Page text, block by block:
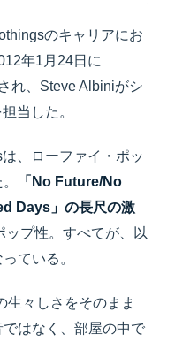
のキャリアにお
年1月24日に
れ、Steve Albiniがシ
当した。
、ローファイ・ポッ
「No Future/No
Days」の長尺の激
ップ性。すべてが、以
ている。
生々しさをそのまま
はなく、部屋の中で